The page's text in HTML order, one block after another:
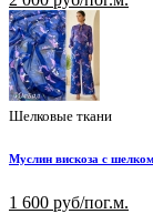
Шелковые ткани
Муслин вискоза с
1 600 руб/пог.м.